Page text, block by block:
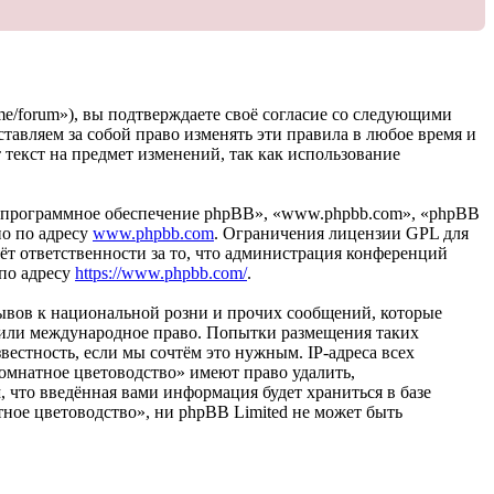
forum»), вы подтверждаете своё согласие со следующими
за собой право изменять эти правила в любое время и
на предмет изменений, так как использование
обеспечение phpBB», «www.phpbb.com», «phpBB
по адресу www.phpbb.com. Ограничения лицензии GPL для
за то, что администрация конференций
адресу https://www.phpbb.com/.
к национальной розни и прочих сообщений, которые
международное право. Попытки размещения таких
если мы сочтём это нужным. IP-адреса всех
цветоводство» имеют право удалить,
введённая вами информация будет храниться в базе
цветоводство», ни phpBB Limited не может быть